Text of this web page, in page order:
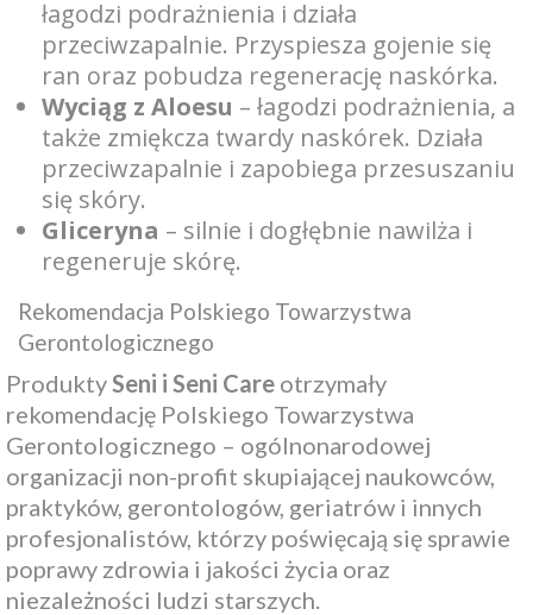
łagodzi podrażnienia i działa
przeciwzapalnie. Przyspiesza gojenie się
ran oraz pobudza regenerację naskórka.
Wyciąg z Aloesu – łagodzi podrażnienia, a
także zmiękcza twardy naskórek. Działa
przeciwzapalnie i zapobiega przesuszaniu
się skóry.
Gliceryna – silnie i dogłębnie nawilża i
regeneruje skórę.
Rekomendacja Polskiego Towarzystwa
Gerontologicznego
Produkty Seni i Seni Care otrzymały
rekomendację Polskiego Towarzystwa
Gerontologicznego – ogólnonarodowej
organizacji non-profit skupiającej naukowców,
praktyków, gerontologów, geriatrów i innych
profesjonalistów, którzy poświęcają się sprawie
poprawy zdrowia i jakości życia oraz
niezależności ludzi starszych.